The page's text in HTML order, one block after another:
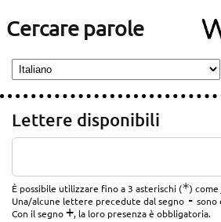
Cercare parole
Lettere disponibili
È possibile utilizzare fino a 3 asterischi (*)
Una/alcune lettere precedute dal segno - sono
Con il segno+, la loro presenza è obbligatoria.